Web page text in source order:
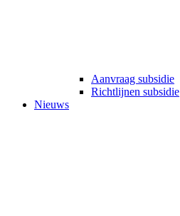
Aanvraag subsidie
Richtlijnen subsidie
Nieuws